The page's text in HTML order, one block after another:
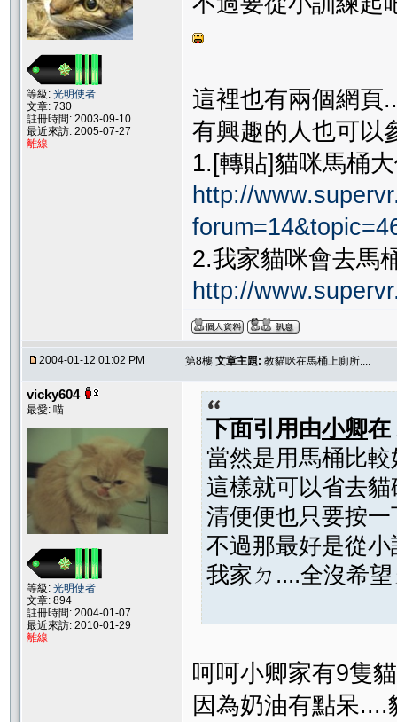
等級: 光明使者
文章: 730
註冊時間: 2003-09-10
最近來訪: 2005-07-27
離線
這裡也有兩個網頁
有興趣的人也可以
1.[轉貼]貓咪馬桶
http://
2.我家貓咪會去馬
http://
2004-01-12 01:02 PM 第8樓 文章主題: 教貓咪在馬桶上廁所....
vicky604
最愛: 喵
等級: 光明使者
文章: 894
註冊時間: 2004-01-07
最近來訪: 2010-01-29
離線
下面引用由小卿在
當然是用馬桶比
這樣就可以省去
清便便也只要按
不過那最好是從小
我家ㄉ....全沒希
呵呵小卿家有9隻
因為奶油有點呆